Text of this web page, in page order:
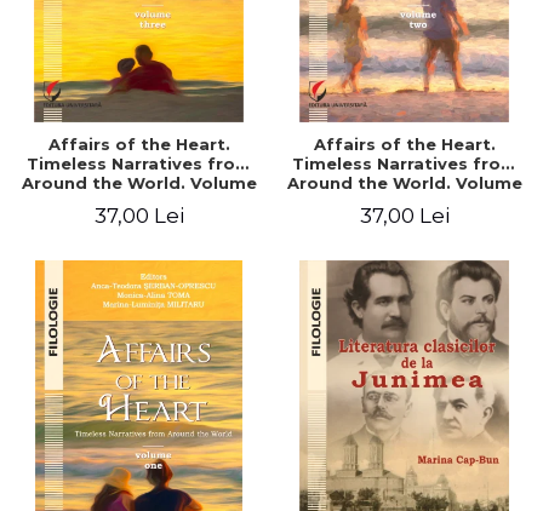
Affairs of the Heart.
Timeless Narratives from
Around the World. Volume
37,00 Lei
Affairs of the Heart.
Timeless Narratives from
Around the World. Volume
37,00 Lei